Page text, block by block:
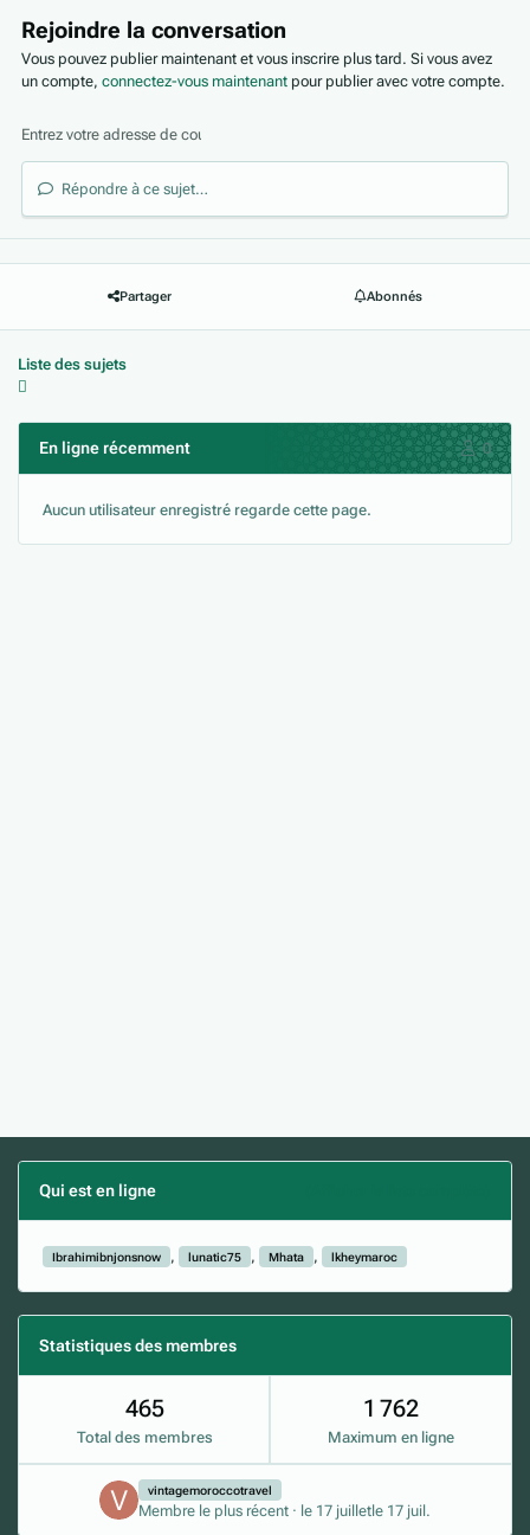
Rejoindre la conversation
Vous pouvez publier maintenant et vous inscrire plus tard. Si vous avez
un compte,connectez-vous maintenant pour publier avec votre compte.
Répondre à ce sujet…
Partager Abonnés
Liste des sujets
En ligne récemment 0
Aucun utilisateur enregistré regarde cette page.
Qui est en ligne
Ibrahimibnjonsnow lunatic75 Mhata lkheymaroc
Statistiques des membres
465
Total des membres
1 762
Maximum en ligne
vintagemoroccotravel
Membre le plus récent · le 17 juilletle 17 juil.